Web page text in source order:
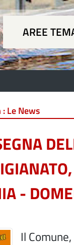
AREE
:Le News
-
Il